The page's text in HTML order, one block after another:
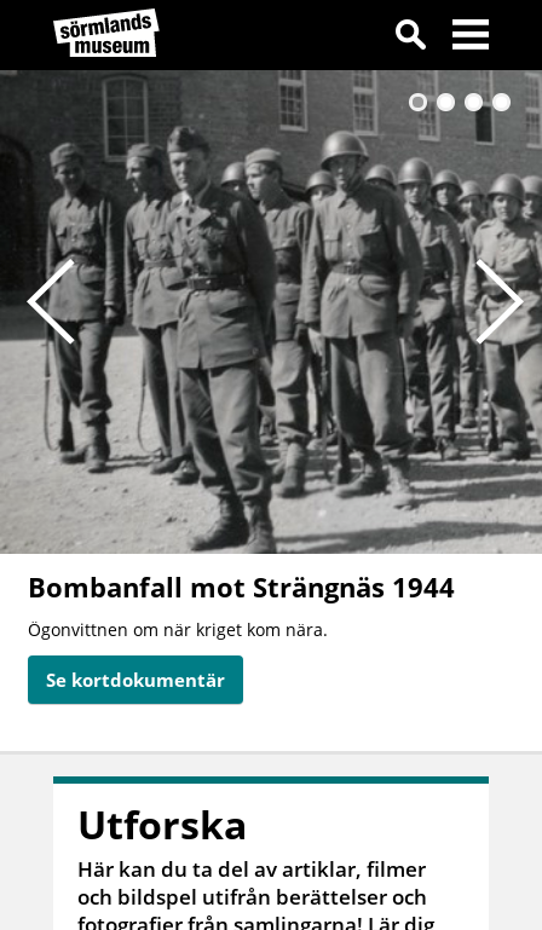
Bombanfall mot Strängnäs 1944
Ögonvittnen om när kriget kom nära.
Se kortdokumentär
Utforska
Här kan du ta del av artiklar, filmer
och bildspel utifrån berättelser och